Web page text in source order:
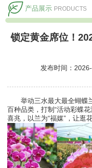
产品展示 PRODUCTS
锁定黄金席位！
发布时间：
举动三水最大最全蝴蝶兰
百种品类，打制“活动彩蝶
喜兆，以兰为“福媒”，让逛